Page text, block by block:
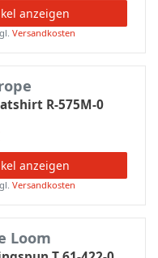
anzeigen
Versandkosten
R-575M-0
anzeigen
Versandkosten
Loom